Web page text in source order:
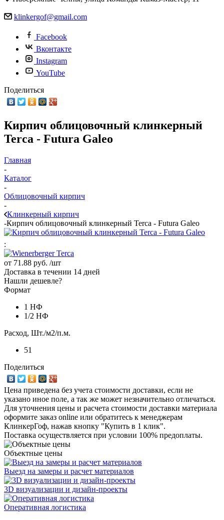
klinkergof@gmail.com
Facebook
Вконтакте
Instagram
YouTube
Поделиться
Кирпич облицовочный клинкерный
Terca - Futura Galeo
Главная
-
Каталог
-
Облицовочный кирпич
-
Клинкерный кирпич
-Кирпич облицовочный клинкерный Terca - Futura Galeo
:
от 71.88 руб. /шт
Доставка в течении 14 дней
Нашли дешевле?
Формат
1 НФ
1/2 НФ
Расход, Шт./м2/п.м.
51
Поделиться
Цена приведена без учета стоимости доставки, если не
указано иное поле, а так же может незначительно отличаться.
Для уточнения цены и расчета стоимости доставки материала
оформите заказ online или обратитесь к менеджерам
КлинкерГоф, нажав кнопку "Купить в 1 клик".
Поставка осуществляется при условии 100% предоплаты.
Объектные цены
Выезд на замеры и расчет материалов
3D визуализации и дизайн-проекты
Оперативная логистика